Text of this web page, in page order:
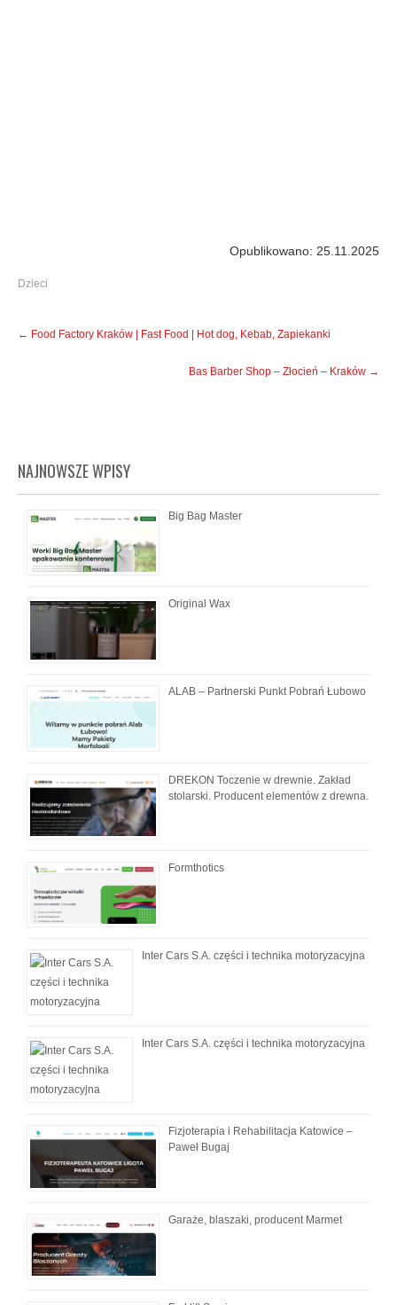
Opublikowano: 25.11.2025
Dzieci
navigation
← Food Factory Kraków | Fast Food | Hot dog, Kebab, Zapiekanki
Bas Barber Shop – Złocień – Kraków →
NAJNOWSZE WPISY
Big Bag Master
Original Wax
ALAB – Partnerski Punkt Pobrań Łubowo
DREKON Toczenie w drewnie. Zakład
stolarski. Producent elementów z drewna.
Formthotics
Inter Cars S.A. części i technika motoryzacyjna
Inter Cars S.A. części i technika motoryzacyjna
Fizjoterapia i Rehabilitacja Katowice –
Paweł Bugaj
Garaże, blaszaki, producent Marmet